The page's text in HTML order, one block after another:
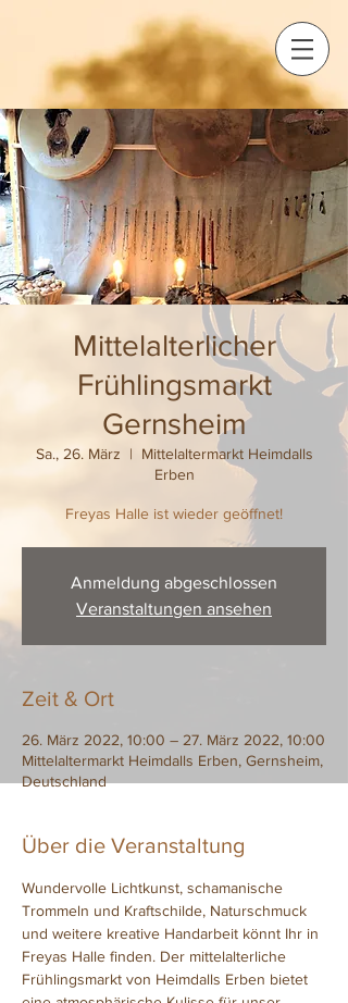
Mittelalterlicher
Frühlingsmarkt
Gernsheim
Sa., 26. März
  |
Mittelaltermarkt Heimdalls
Erben
Freyas Halle ist wieder geöffnet!
Anmeldung abgeschlossen
Veranstaltungen ansehen
Zeit & Ort
26. März 2022, 10:00 – 27. März 2022, 10:00
Mittelaltermarkt Heimdalls Erben, Gernsheim,
Deutschland
Über die Veranstaltung
Wundervolle Lichtkunst, schamanische
Trommeln und Kraftschilde, Naturschmuck
und weitere kreative Handarbeit könnt Ihr in
Freyas Halle finden. Der mittelalterliche
Frühlingsmarkt von Heimdalls Erben bietet